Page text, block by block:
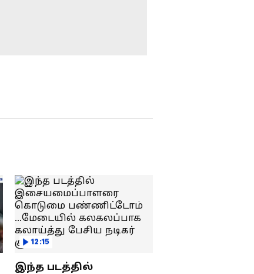
காவல்துறை அதிரடி !
நடந்த டாப் 10
சம்பவங்கள்!
பன்னாட்டுத்
தொழிற்பேட்டையில்
முதலமைச்சர்
விஜய்யின் அதிரடி
களம் இறக்கம் –
பிரம்மாண்ட
திராவிட அரசியலால்
தமிழ்நாட்டிற்கு என்ன
சின்னமலை
12:15
இந்த படத்தில்